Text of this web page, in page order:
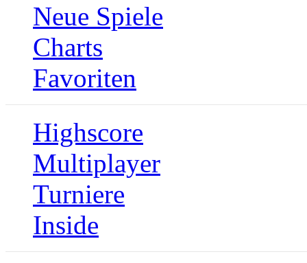
Neue Spiele
Charts
Favoriten
Highscore
Multiplayer
Turniere
Inside